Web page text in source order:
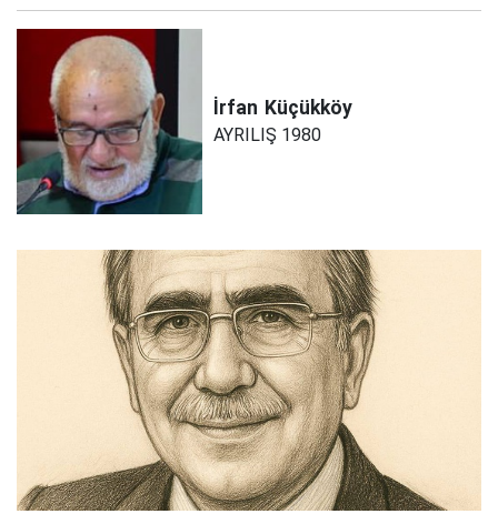
İrfan Küçükköy
AYRILIŞ 1980